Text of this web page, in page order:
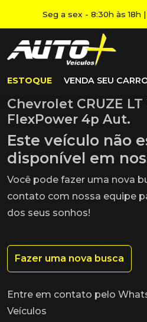
Seg a sex - 8:30h às 18h
ESTOQUE VENDA SEU
Chevrolet CRUZE LT
FlexPower 4p Aut.
Este veículo não
disponível em
Você pode fazer uma nova
contato com nossa equipe
dos seus sonhos!
Fazer uma nova busca
Entre em contato pelo
Veículos